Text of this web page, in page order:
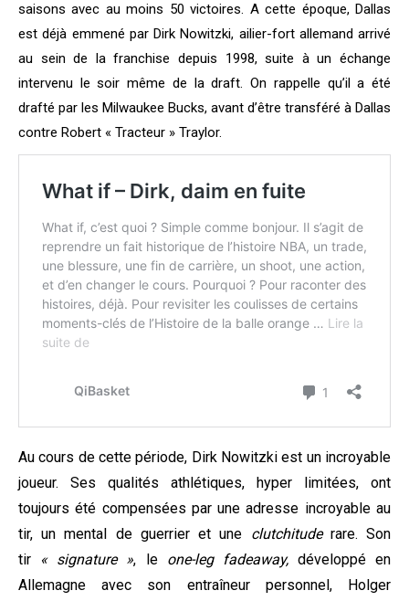
saisons avec au moins 50 victoires. A cette époque, Dallas
est déjà emmené par Dirk Nowitzki, ailier-fort allemand arrivé
au sein de la franchise depuis 1998, suite à un échange
intervenu le soir même de la draft. On rappelle qu’il a été
drafté par les Milwaukee Bucks, avant d’être transféré à Dallas
contre Robert « Tracteur » Traylor.
Au cours de cette période, Dirk Nowitzki est un incroyable
joueur. Ses qualités athlétiques, hyper limitées, ont
toujours été compensées par une adresse incroyable au
tir, un mental de guerrier et une clutchituderare. Son
tir « signature », le one-leg fadeaway, développé en
Allemagne avec son entraîneur personnel, Holger